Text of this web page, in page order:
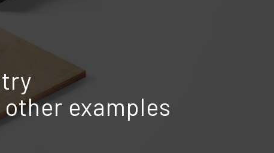
examples